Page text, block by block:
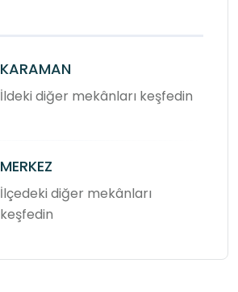
KARAMAN
İldeki diğer mekânları keşfedin
MERKEZ
İlçedeki diğer mekânları
keşfedin